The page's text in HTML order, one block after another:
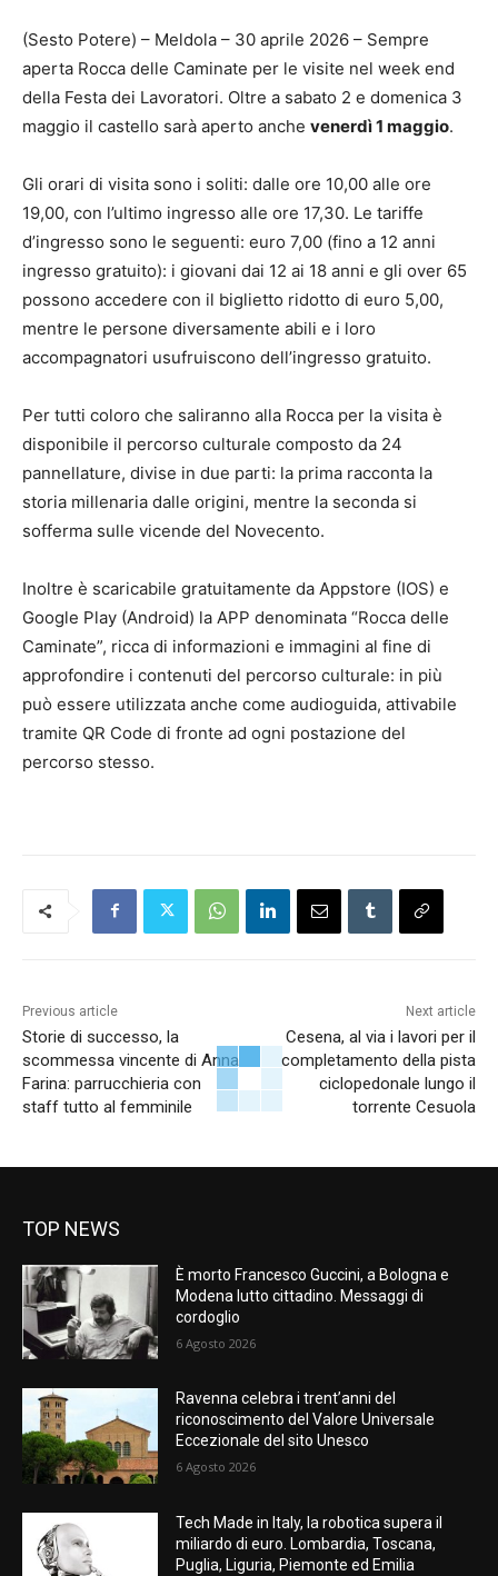
(Sesto Potere) – Meldola – 30 aprile 2026 – Sempre
aperta Rocca delle Caminate per le visite nel week end
della Festa dei Lavoratori. Oltre a sabato 2 e domenica 3
maggio il castello sarà aperto anche venerdì 1 maggio.
Gli orari di visita sono i soliti: dalle ore 10,00 alle ore
19,00, con l’ultimo ingresso alle ore 17,30. Le tariffe
d’ingresso sono le seguenti: euro 7,00 (fino a 12 anni
ingresso gratuito): i giovani dai 12 ai 18 anni e gli over 65
possono accedere con il biglietto ridotto di euro 5,00,
mentre le persone diversamente abili e i loro
accompagnatori usufruiscono dell’ingresso gratuito.
Per tutti coloro che saliranno alla Rocca per la visita è
disponibile il percorso culturale composto da 24
pannellature, divise in due parti: la prima racconta la
storia millenaria dalle origini, mentre la seconda si
sofferma sulle vicende del Novecento.
Inoltre è scaricabile gratuitamente da Appstore (IOS) e
Google Play (Android) la APP denominata “Rocca delle
Caminate”, ricca di informazioni e immagini al fine di
approfondire i contenuti del percorso culturale: in più
può essere utilizzata anche come audioguida, attivabile
tramite QR Code di fronte ad ogni postazione del
percorso stesso.
Previous article
Storie di successo, la
scommessa vincente di Anna
Farina: parrucchieria con
staff tutto al femminile
Next article
Cesena, al via i lavori per il
completamento della pista
ciclopedonale lungo il
torrente Cesuola
TOP NEWS
È morto Francesco Guccini, a Bologna e
Modena lutto cittadino. Messaggi di
cordoglio
6 Agosto 2026
Ravenna celebra i trent’anni del
riconoscimento del Valore Universale
Eccezionale del sito Unesco
6 Agosto 2026
Tech Made in Italy, la robotica supera il
miliardo di euro. Lombardia, Toscana,
Puglia, Liguria, Piemonte ed Emilia